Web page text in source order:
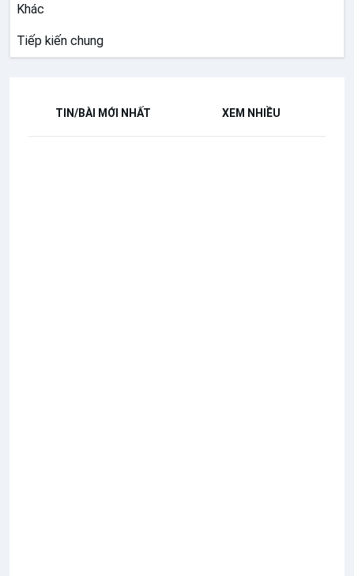
Khác
Tiếp kiến chung
TIN/BÀI MỚI NHẤT XEM NHIỀU